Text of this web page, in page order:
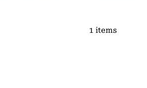
1 items